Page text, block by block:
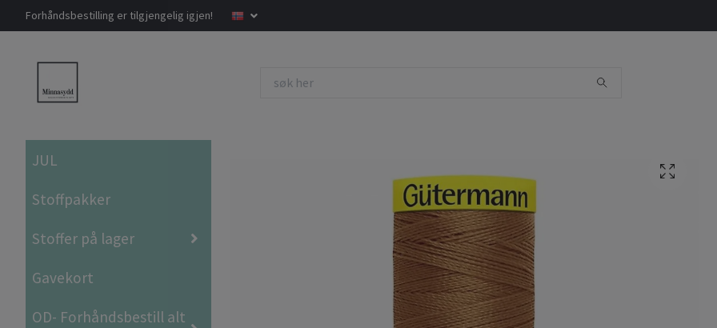
Forhåndsbestilling er tilgjengelig igjen!
JUL
Stoffpakker
Stoffer på lager
Gavekort
OD- Forhåndsbestill alt